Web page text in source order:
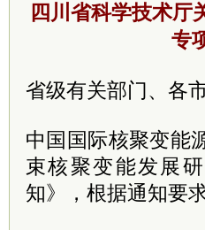
四川省科学技术厅
专
省级有关部门、各
中国国际核聚变能
束核聚变能发展
知》，根据通知要